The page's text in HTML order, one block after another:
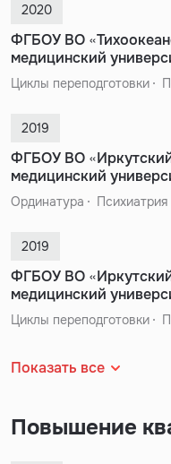
2020
ФГБОУ ВО
медицинский
Циклы переподготовки
2019
ФГБОУ ВО
медицинский
Ординатура Психиатрия
2019
ФГБОУ ВО
медицинский
Циклы переподготовки
Показать все
Повышение